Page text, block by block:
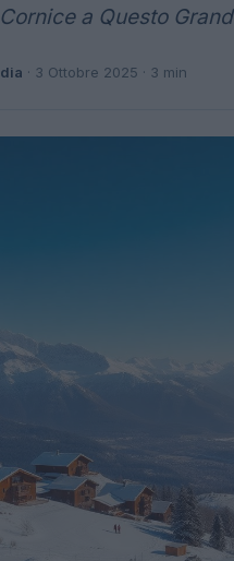
a Questo
· 3 Ottobre 2025 · 3 min